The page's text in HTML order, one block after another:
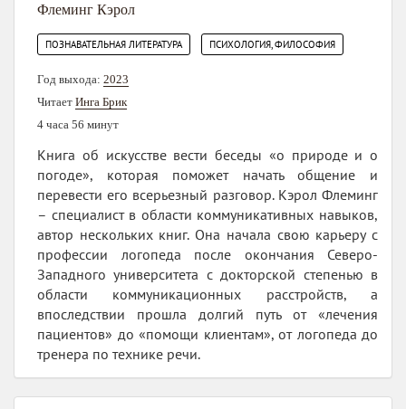
Флеминг Кэрол
ПОЗНАВАТЕЛЬНАЯ ЛИТЕРАТУРА ПСИХОЛОГИЯ, ФИЛОСОФИЯ
Год выхода: 2023
Читает Инга Брик
4 часа 56 минут
Книга об искусстве вести беседы «о природе и о
погоде», которая поможет начать общение и
перевести его всерьезный разговор. Кэрол Флеминг
– специалист в области коммуникативных навыков,
автор нескольких книг. Она начала свою карьеру с
профессии логопеда после окончания Северо-
Западного университета с докторской степенью в
области коммуникационных расстройств, а
впоследствии прошла долгий путь от «лечения
пациентов» до «помощи клиентам», от логопеда до
тренера по технике речи.